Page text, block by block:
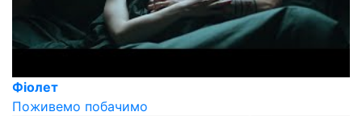
Фіолет
Поживемо побачимо